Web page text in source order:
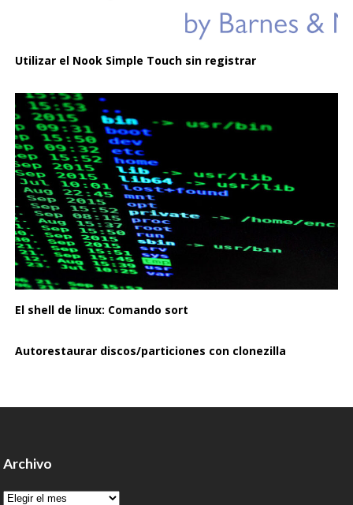
Utilizar el Nook Simple Touch sin registrar
El shell de linux: Comando sort
Autorestaurar discos/particiones con clonezilla
Archivo
Archivo